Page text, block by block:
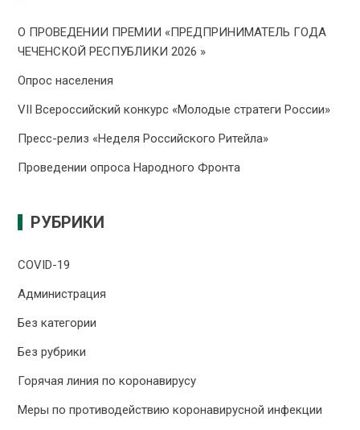
О ПРОВЕДЕНИИ ПРЕMИИ «ПРЕДПРИНИМАТЕЛЬ ГОДА
ЧЕЧЕНСКОЙ РЕСПУБЛИКИ 2026 »
Опрос населения
VII Всероссийский конкурс «Молодые стратеги России»
Пресс-релиз «Неделя Российского Ритейла»
Проведении опроса Народного Фронта
РУБРИКИ
COVID-19
Администрация
Без категории
Без рубрики
Горячая линия по коронавирусу
Меры по противодействию коронавирусной инфекции